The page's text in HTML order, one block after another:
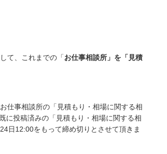
て、これまでの「お仕事相談所」を「見積
仕事相談所の「見積もり・相場に関する相
に投稿済みの「見積もり・相場に関する相
日12:00をもって締め切りとさせて頂きま